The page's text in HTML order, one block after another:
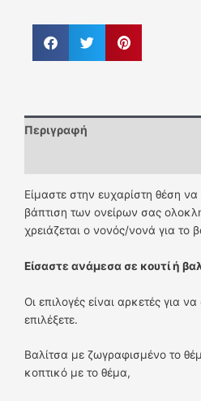
Περιγραφή
Είμαστε στην ευχαρίστη θέση
βάπτιση των ονείρων σας
χρειάζεται ο νονός/νονά για το
Είσαστε ανάμεσα σε κουτί ή
Οι επιλογές είναι αρκετές για
επιλέξετε.
Βαλίτσα με ζωγραφισμένο το
κοπτικό με το θέμα,